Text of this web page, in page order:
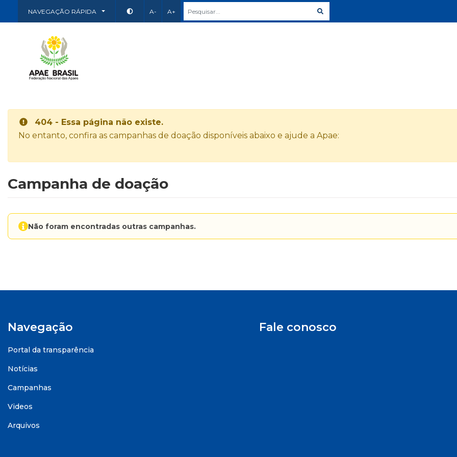
NAVEGAÇÃO RÁPIDA A- A+
404 - Essa página não existe.
No entanto, confira as campanhas de doação disponíveis abaixo e ajude a Apae:
Campanha de doação
Não foram encontradas outras campanhas.
Navegação
Portal da transparência
Notícias
Campanhas
Videos
Arquivos
Fale conosco